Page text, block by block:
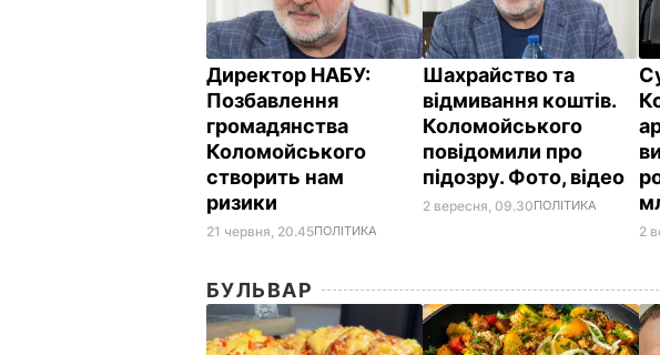
Директор НАБУ:
Позбавлення
громадянства
Коломойського
створить нам
ризики
21 червня, 20.45ПОЛІТИКА
Шахрайство та
відмивання коштів.
Коломойського
повідомили про
підозру. Фото, відео
2 вересня, 09.30ПОЛІТИКА
2
БУЛЬВАР